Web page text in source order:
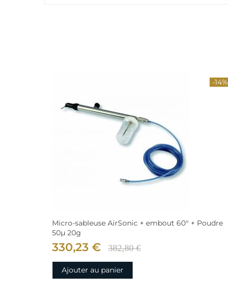
-14%
Micro-sableuse AirSonic + embout 60° + Poudre
50µ 20g
330,23 € 382,80 €
Ajouter au panier